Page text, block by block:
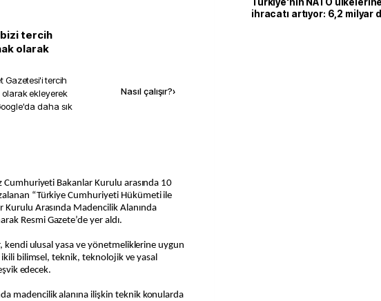
tercih
olarak
Gazetesi'i tercih
ekleyerek
daha sık
Nasıl çalışır?›
Cumhuriyeti Bakanlar Kurulu arasında 10
“Türkiye Cumhuriyeti Hükümeti ile
Kurulu Arasında Madencilik Alanında
Resmi Gazete’de yer aldı.
kendi ulusal yasa ve yönetmeliklerine uygun
bilimsel, teknik, teknolojik ve yasal
edecek.
madencilik alanına ilişkin teknik konularda
ihracatı artıyor: 6,2 milyar